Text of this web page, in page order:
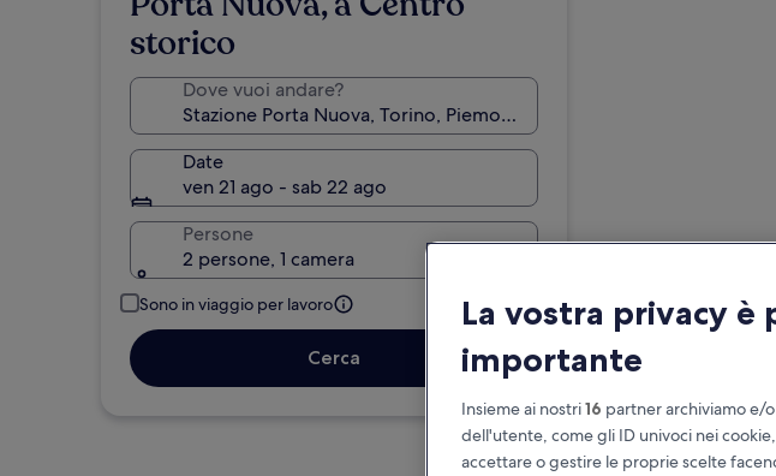
storico
Dove vuoi andare?
Date
ven 21 ago - sab 22 ago
Persone
2 persone, 1 camera
Sono in viaggio per lavoro
Cerca
La vostra privacy è
importante
Insieme ai nostri16 partner archiviamo e/
dell'utente, come gli ID univoci nei
accettare o gestire le proprie scelte